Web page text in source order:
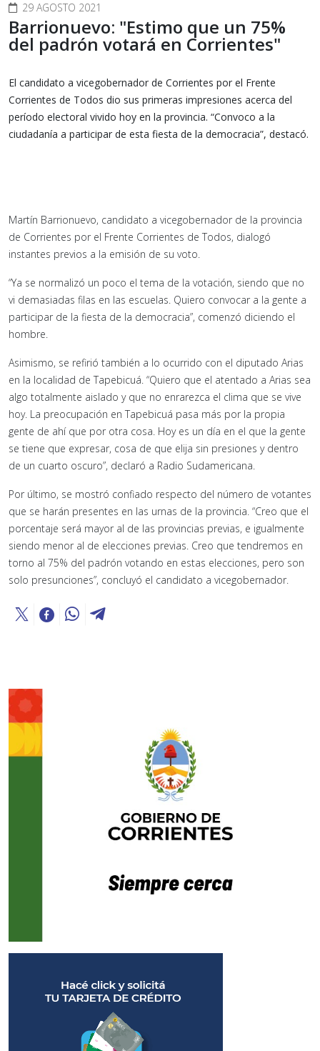
29 AGOSTO 2021
Barrionuevo: "Estimo que un 75%
del padrón votará en Corrientes"
El candidato a vicegobernador de Corrientes por el Frente
Corrientes de Todos dio sus primeras impresiones acerca del
período electoral vivido hoy en la provincia. “Convoco a la
ciudadanía a participar de esta fiesta de la democracia”, destacó.
Martín Barrionuevo, candidato a vicegobernador de la provincia
de Corrientes por el Frente Corrientes de Todos, dialogó
instantes previos a la emisión de su voto.
“Ya se normalizó un poco el tema de la votación, siendo que no
vi demasiadas filas en las escuelas. Quiero convocar a la gente a
participar de la fiesta de la democracia”, comenzó diciendo el
hombre.
Asimismo, se refirió también a lo ocurrido con el diputado Arias
en la localidad de Tapebicuá. “Quiero que el atentado a Arias sea
algo totalmente aislado y que no enrarezca el clima que se vive
hoy. La preocupación en Tapebicuá pasa más por la propia
gente de ahí que por otra cosa. Hoy es un día en el que la gente
se tiene que expresar, cosa de que elija sin presiones y dentro
de un cuarto oscuro”, declaró a Radio Sudamericana.
Por último, se mostró confiado respecto del número de votantes
que se harán presentes en las urnas de la provincia. “Creo que el
porcentaje será mayor al de las provincias previas, e igualmente
siendo menor al de elecciones previas. Creo que tendremos en
torno al 75% del padrón votando en estas elecciones, pero son
solo presunciones”, concluyó el candidato a vicegobernador.